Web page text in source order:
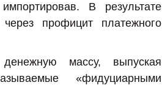
В результате
профицит платежного
массу, выпуская
«фидуциарными